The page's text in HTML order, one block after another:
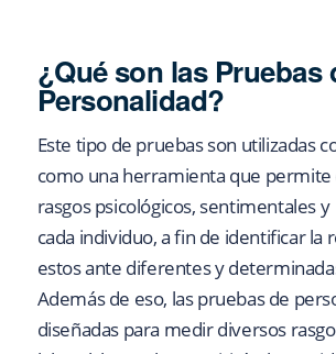
¿Qué son las Pruebas
Personalidad?
Este tipo de pruebas son utilizadas
como una herramienta que permite
rasgos psicológicos, sentimentales
cada individuo, a fin de identificar la
estos ante diferentes y
Además de eso, las pruebas de
diseñadas para medir diversos